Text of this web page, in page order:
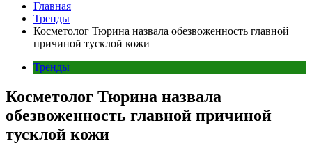
Главная
Тренды
Косметолог Тюрина назвала обезвоженность главной
причиной тусклой кожи
Тренды
Косметолог Тюрина назвала
обезвоженность главной причиной
тусклой кожи